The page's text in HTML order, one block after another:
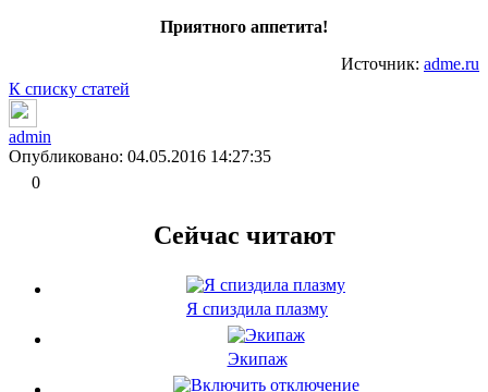
Приятного аппетита!
Источник: adme.ru
К списку статей
admin
Опубликовано: 04.05.2016 14:27:35
0
Сейчас читают
Я спиздила плазму
Экипаж